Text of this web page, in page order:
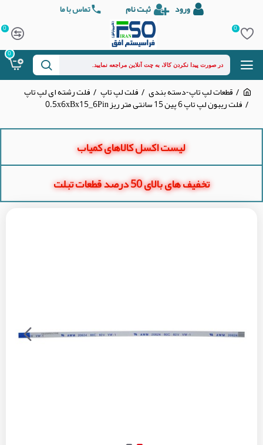
ورود ثبت نام تماس با ما
0
0
0
قطعات لپ تاپ-دسته بندی فلت لپ تاپ فلت رشته ای لپ تاپ
فلت ریبون لپ تاپ 6 پین 15 سانتی متر ریز 0.5x6xBx15_6Pin
لیست اکسل کالاهای کمیاب
تخفیف های بالای 50 درصد قطعات تبلت